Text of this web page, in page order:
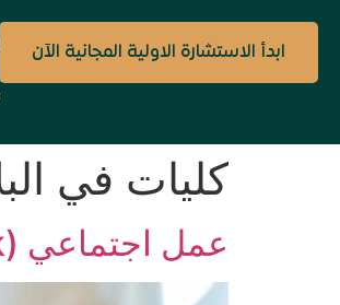
ابدأ الاستشارة الاولية المجانية الآن
كليات في
عمل اجتماعي (Social Work / עבודה סוציאלית)